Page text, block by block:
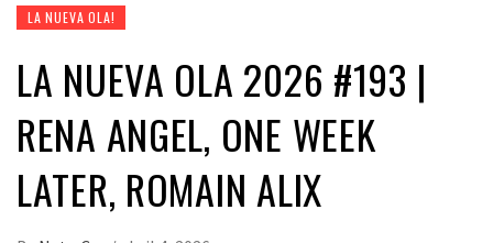
LA NUEVA OLA!
LA NUEVA OLA 2026 #193 |
RENA ANGEL, ONE WEEK
LATER, ROMAIN ALIX